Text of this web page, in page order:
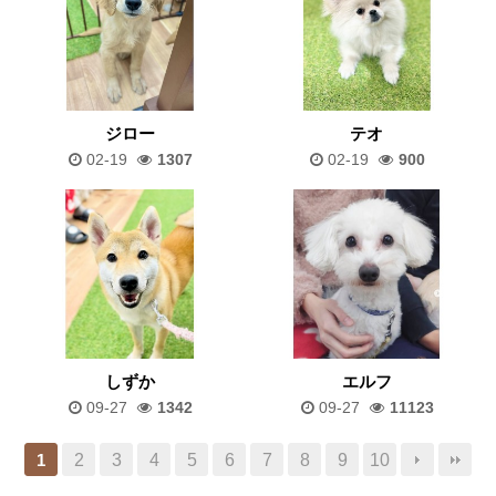
ジロー
02-19 1307
テオ
02-19 900
しずか
09-27 1342
エルフ
09-27 11123
1 2 3 4 5 6 7 8 9 10